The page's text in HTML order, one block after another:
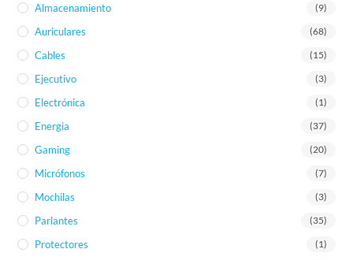
Almacenamiento (9)
Auriculares (68)
Cables (15)
Ejecutivo (3)
Electrónica (1)
Energia (37)
Gaming (20)
Micrófonos (7)
Mochilas (3)
Parlantes (35)
Protectores (1)